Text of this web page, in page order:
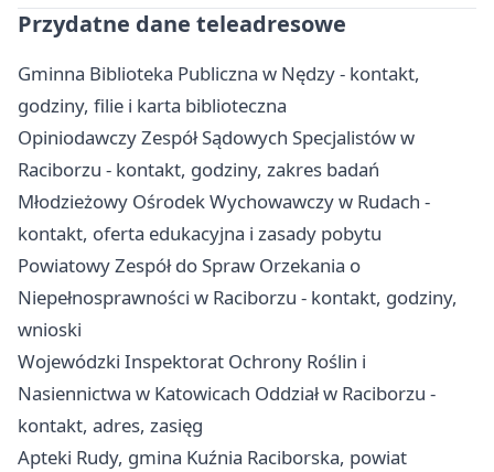
Przydatne dane teleadresowe
Gminna Biblioteka Publiczna w Nędzy - kontakt,
godziny, filie i karta biblioteczna
Opiniodawczy Zespół Sądowych Specjalistów w
Raciborzu - kontakt, godziny, zakres badań
Młodzieżowy Ośrodek Wychowawczy w Rudach -
kontakt, oferta edukacyjna i zasady pobytu
Powiatowy Zespół do Spraw Orzekania o
Niepełnosprawności w Raciborzu - kontakt, godziny,
wnioski
Wojewódzki Inspektorat Ochrony Roślin i
Nasiennictwa w Katowicach Oddział w Raciborzu -
kontakt, adres, zasięg
Apteki Rudy, gmina Kuźnia Raciborska, powiat